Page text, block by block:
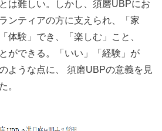
は難しい。しかし、須磨UBPにお
ンティアの方に支えられ、「家
体験」でき、「楽しむ」こと、
ができる。「いい」「経験」が
ような点に、 須磨UBPの意義を見
。